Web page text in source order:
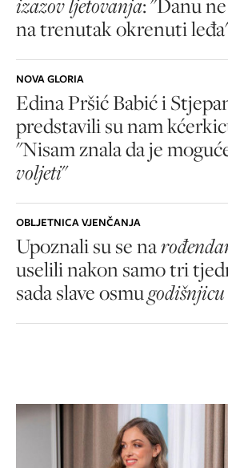
izazov ljetovanja: "Danu
na trenutak okrenuti
NOVA GLORIA
Edina Pršić Babić i
predstavili su nam
"Nisam znala da je
voljeti"
OBLJETNICA VJENČANJA
Upoznali su se na
uselili nakon samo tri
sada slave osmu